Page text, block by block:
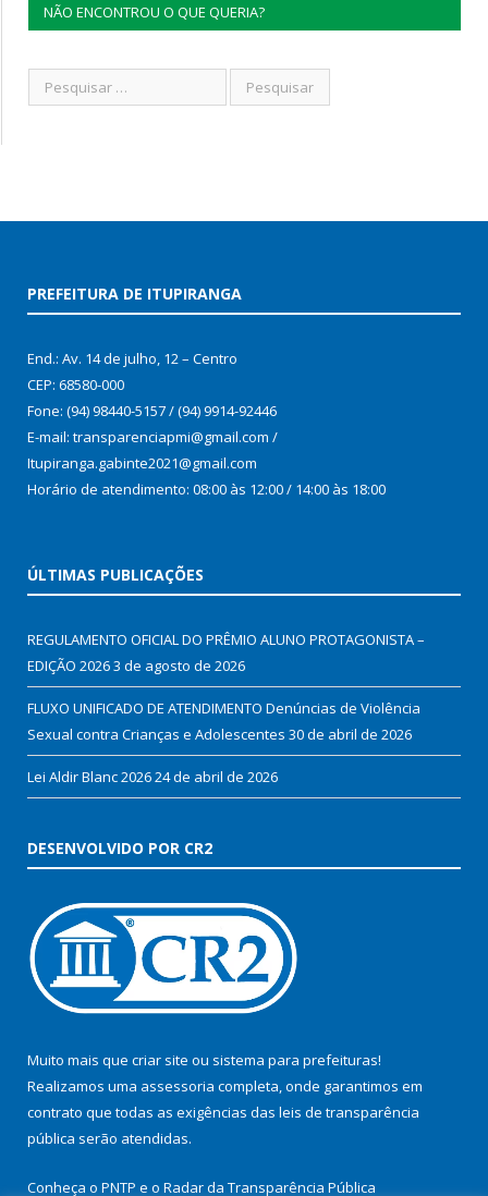
NÃO ENCONTROU O QUE QUERIA?
PREFEITURA DE ITUPIRANGA
End.: Av. 14 de julho, 12 – Centro
CEP: 68580-000
Fone: (94) 98440-5157 / (94) 9914-92446
E-mail: transparenciapmi@gmail.com /
Itupiranga.gabinte2021@gmail.com
Horário de atendimento: 08:00 às 12:00 / 14:00 às 18:00
ÚLTIMAS PUBLICAÇÕES
REGULAMENTO OFICIAL DO PRÊMIO ALUNO PROTAGONISTA –
EDIÇÃO 20263 de agosto de 2026
FLUXO UNIFICADO DE ATENDIMENTO Denúncias de Violência
Sexual contra Crianças e Adolescentes 30 de abril de 2026
Lei Aldir Blanc 202624 de abril de 2026
DESENVOLVIDO POR CR2
Muito mais que criar site ou sistema para prefeituras!
Realizamos uma assessoria completa, onde garantimos em
contrato que todas as exigências das leis de transparência
pública serão atendidas.
Conheça o PNTP e o Radar da Transparência Pública